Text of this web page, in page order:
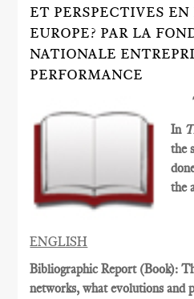
ET PERSPECTIVES
EUROPE? PAR LA
NATIONALE
PERFORMANCE
In
the
the
ENGLISH
Bibliographic Report (Book):
networks, what evolutions and